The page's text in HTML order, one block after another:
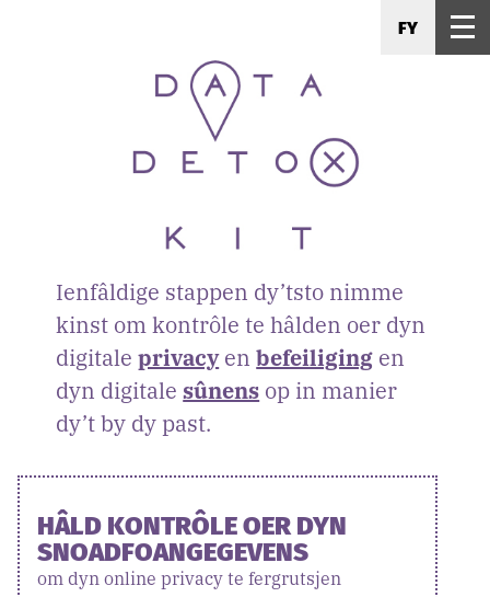
FY
Ienfâldige stappen dy’tsto nimme
kinst om kontrôle te hâlden oer dyn
digitaleprivacyenbefeiliging en
dyn digitalesûnens op in manier
dy’t by dy past.
HÂLD KONTRÔLE OER DYN
SNOADFOANGEGEVENS
om dyn online privacy te fergrutsjen